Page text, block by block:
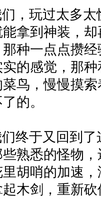
，玩过太多
拿到神装，
种一点点攒
的感觉，那
鸟，慢慢摸
的。
终于又回到
熟悉的怪物
胡哨的加速
木剑，重新